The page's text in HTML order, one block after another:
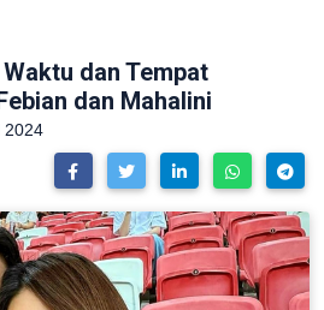
dan Tempat
dan Mahalini
2024